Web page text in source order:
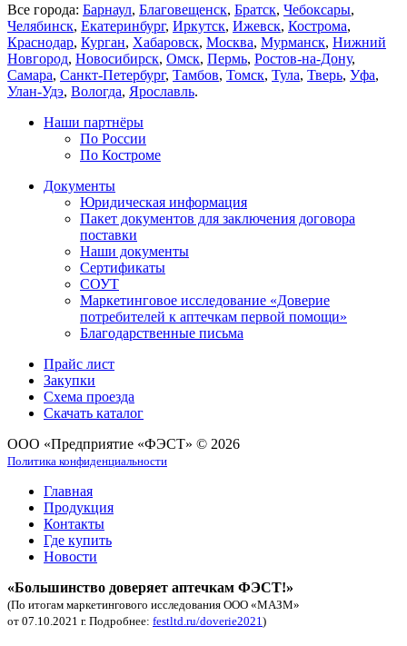
Все города: Барнаул, Благовещенск, Братск, Чебоксары,
Челябинск, Екатеринбург, Иркутск, Ижевск, Кострома,
Краснодар, Курган, Хабаровск, Москва, Мурманск, Нижний
Новгород, Новосибирск, Омск, Пермь, Ростов-на-Дону,
Самара, Санкт-Петербург, Тамбов, Томск, Тула, Тверь, Уфа,
Улан-Удэ, Вологда, Ярославль.
Наши партнёры
По России
По Костроме
Документы
Юридическая информация
Пакет документов для заключения договора
поставки
Наши документы
Сертификаты
СОУТ
Маркетинговое исследование «Доверие
потребителей к аптечкам первой помощи»
Благодарственные письма
Прайс лист
Закупки
Схема проезда
Скачать каталог
ООО «Предприятие «ФЭСТ» © 2026
Политика конфиденциальности
Главная
Продукция
Контакты
Где купить
Новости
«Большинство доверяет аптечкам ФЭСТ!»
(По итогам маркетингового исследования ООО «МАЗМ»
от 07.10.2021 г. Подробнее: festltd.ru/doverie2021 )